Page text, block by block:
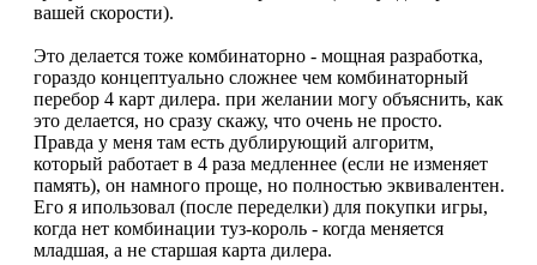
вашей скорости).
Это делается тоже комбинаторно - мощная разработка,
гораздо концептуально сложнее чем комбинаторный
перебор 4 карт дилера. при желании могу объяснить, как
это делается, но сразу скажу, что очень не просто.
Правда у меня там есть дублирующий алгоритм,
который работает в 4 раза медленнее (если не изменяет
память), он намного проще, но полностью эквивалентен.
Его я ипользовал (после переделки) для покупки игры,
когда нет комбинации туз-король - когда меняется
младшая, а не старшая карта дилера.